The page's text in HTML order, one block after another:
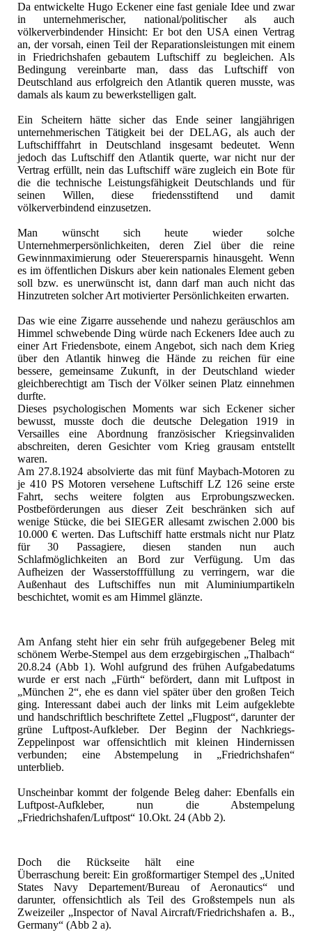
Da entwickelte Hugo Eckener eine fast geniale Idee und zwar
in unternehmerischer, national/politischer als auch
völkerverbindender Hinsicht: Er bot den USA einen Vertrag
an, der vorsah, einen Teil der Reparationsleistungen mit einem
in Friedrichshafen gebautem Luftschiff zu begleichen. Als
Bedingung vereinbarte man, dass das Luftschiff von
Deutschland aus erfolgreich den Atlantik queren musste, was
damals als kaum zu bewerkstelligen galt.
Ein Scheitern hätte sicher das Ende seiner langjährigen
unternehmerischen Tätigkeit bei der DELAG, als auch der
Luftschifffahrt in Deutschland insgesamt bedeutet. Wenn
jedoch das Luftschiff den Atlantik querte, war nicht nur der
Vertrag erfüllt, nein das Luftschiff wäre zugleich ein Bote für
die die technische Leistungsfähigkeit Deutschlands und für
seinen Willen, diese friedensstiftend und damit
völkerverbindend einzusetzen.
Man wünscht sich heute wieder solche
Unternehmerpersönlichkeiten, deren Ziel über die reine
Gewinnmaximierung oder Steuerersparnis hinausgeht. Wenn
es im öffentlichen Diskurs aber kein nationales Element geben
soll bzw. es unerwünscht ist, dann darf man auch nicht das
Hinzutreten solcher Art motivierter Persönlichkeiten erwarten.
Das wie eine Zigarre aussehende und nahezu geräuschlos am
Himmel schwebende Ding würde nach Eckeners Idee auch zu
einer Art Friedensbote, einem Angebot, sich nach dem Krieg
über den Atlantik hinweg die Hände zu reichen für eine
bessere, gemeinsame Zukunft, in der Deutschland wieder
gleichberechtigt am Tisch der Völker seinen Platz einnehmen
durfte.
Dieses psychologischen Moments war sich Eckener sicher
bewusst, musste doch die deutsche Delegation 1919 in
Versailles eine Abordnung französischer Kriegsinvaliden
abschreiten, deren Gesichter vom Krieg grausam entstellt
waren.
Am 27.8.1924 absolvierte das mit fünf Maybach-Motoren zu
je 410 PS Motoren versehene Luftschiff LZ 126 seine erste
Fahrt, sechs weitere folgten aus Erprobungszwecken.
Postbeförderungen aus dieser Zeit beschränken sich auf
wenige Stücke, die bei SIEGER allesamt zwischen 2.000 bis
10.000 € werten. Das Luftschiff hatte erstmals nicht nur Platz
für 30 Passagiere, diesen standen nun auch
Schlafmöglichkeiten an Bord zur Verfügung. Um das
Aufheizen der Wasserstofffüllung zu verringern, war die
Außenhaut des Luftschiffes nun mit Aluminiumpartikeln
beschichtet, womit es am Himmel glänzte.
Am Anfang steht hier ein sehr früh aufgegebener Beleg mit
schönem Werbe-Stempel aus dem erzgebirgischen „Thalbach“
20.8.24 (Abb 1). Wohl aufgrund des frühen Aufgabedatums
wurde er erst nach „Fürth“ befördert, dann mit Luftpost in
„München 2“, ehe es dann viel später über den großen Teich
ging. Interessant dabei auch der links mit Leim aufgeklebte
und handschriftlich beschriftete Zettel „Flugpost“, darunter der
grüne Luftpost-Aufkleber. Der Beginn der Nachkriegs-
Zeppelinpost war offensichtlich mit kleinen Hindernissen
verbunden; eine Abstempelung in „Friedrichshafen“
unterblieb.
Unscheinbar kommt der folgende Beleg daher: Ebenfalls ein
Luftpost-Aufkleber, nun die Abstempelung
„Friedrichshafen/Luftpost“ 10.Okt. 24 (Abb 2).
Doch die Rückseite hält eine
Überraschung bereit: Ein großformartiger Stempel des „United
States Navy Departement/Bureau of Aeronautics“ und
darunter, offensichtlich als Teil des Großstempels nun als
Zweizeiler „Inspector of Naval Aircraft/Friedrichshafen a. B.,
Germany“ (Abb 2 a).